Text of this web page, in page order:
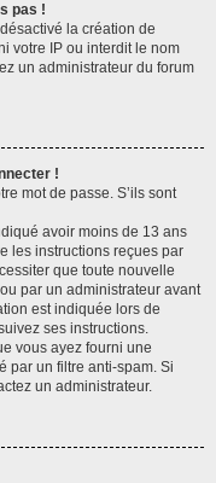
pas !
la création de
votre IP ou interdit le nom
un administrateur du forum
!
mot de passe. S’ils sont
avoir moins de 13 ans
les instructions reçues par
que toute nouvelle
par un administrateur avant
est indiquée lors de
ses instructions.
vous ayez fourni une
par un filtre anti-spam. Si
un administrateur.